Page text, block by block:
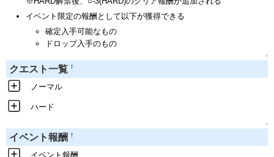
イベント限定の報酬として以下が獲得できる
確定入手可能なもの
ドロップ入手のもの
↑
クエスト一覧 †
ノーマル
ハード
↑
イベント報酬 †
イベント報酬